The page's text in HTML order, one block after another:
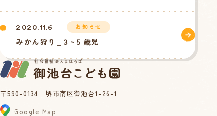
2020.11.6 お知らせ
みかん狩り_３~５歳児
〒590-0134 堺市南区御池台1-26-1
Google Map